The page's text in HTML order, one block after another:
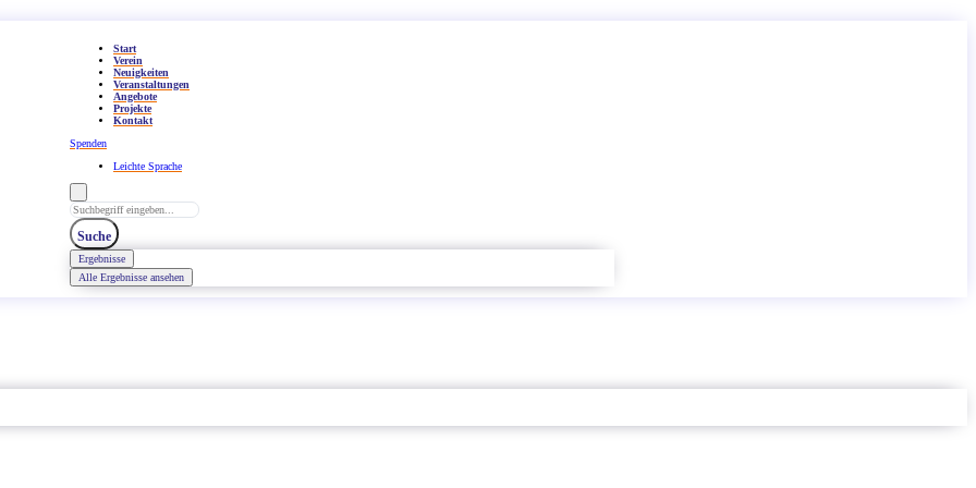
Start
Verein
Neuigkeiten
Veranstaltungen
Angebote
Projekte
Kontakt
Spenden
Leichte Sprache
Search
...
Suche
Ergebnisse
Alle Ergebnisse ansehen